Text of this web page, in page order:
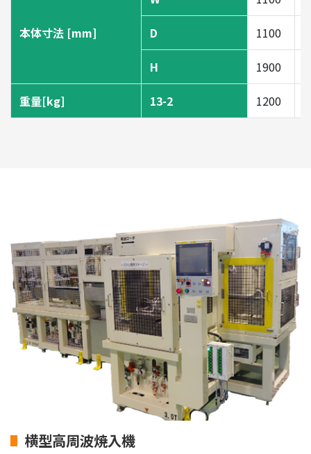
本体寸法 [mm] D 1100
H 1900
重量[kg] 13-2 1200
横型高周波焼入機